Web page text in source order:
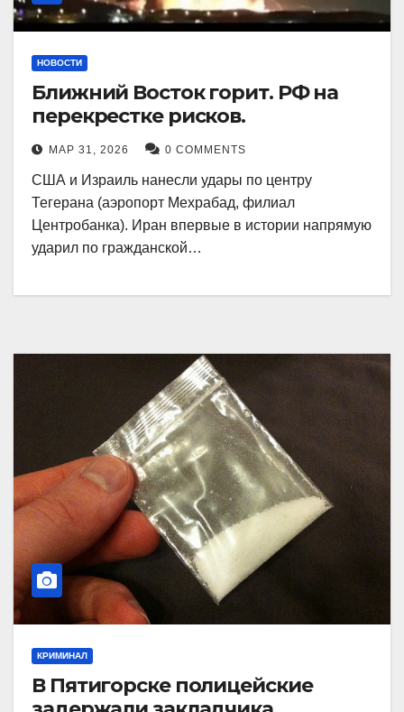
НОВОСТИ
Ближний Восток горит. РФ на
перекрестке рисков.
МАР 31, 2026 0 COMMENTS
США и Израиль нанесли удары по центру
Тегерана (аэропорт Мехрабад, филиал
Центробанка). Иран впервые в истории напрямую
ударил по гражданской…
КРИМИНАЛ
В Пятигорске полицейские